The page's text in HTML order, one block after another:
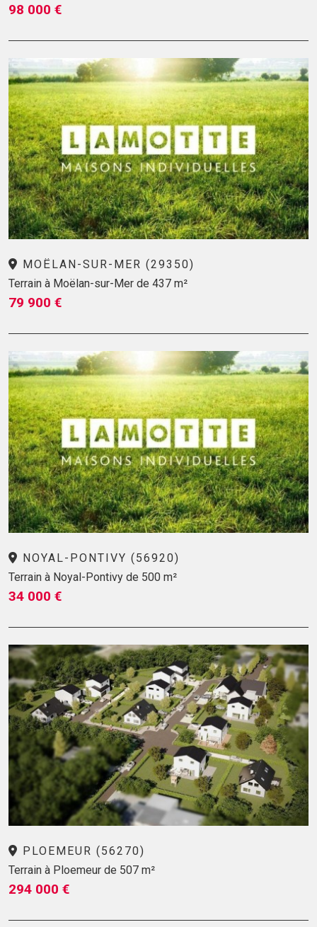
98 000 €
MOËLAN-SUR-MER (29350)
Terrain à Moëlan-sur-Mer de 437 m²
79 900 €
NOYAL-PONTIVY (56920)
Terrain à Noyal-Pontivy de 500 m²
34 000 €
PLOEMEUR (56270)
Terrain à Ploemeur de 507 m²
294 000 €